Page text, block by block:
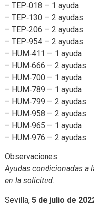
– TEP‑018 — 1 ayuda
– TEP‑130 — 2 ayudas
– TEP‑206 — 2 ayudas
– TEP‑954 — 2 ayudas
– HUM‑411 — 1 ayuda
– HUM‑666 — 2 ayudas
– HUM‑700 — 1 ayuda
– HUM‑789 — 1 ayuda
– HUM‑799 — 2 ayudas
– HUM‑958 — 2 ayudas
– HUM‑965 — 1 ayuda
– HUM‑976 — 2 ayudas
Observaciones:
Ayudas condicionadas a
en la solicitud.
Sevilla, 5 de julio de